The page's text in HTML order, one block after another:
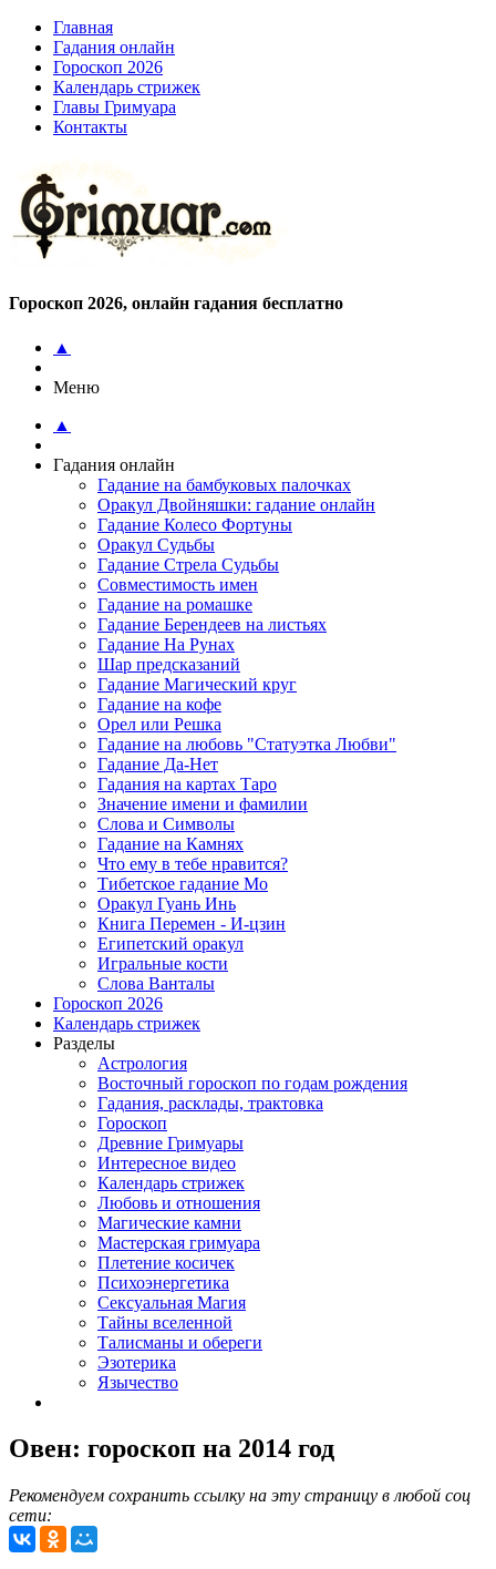
Главная
Гадания онлайн
Гороскоп 2026
Календарь стрижек
Главы Гримуара
Контакты
Гороскоп 2026, онлайн гадания бесплатно
▲
Меню
▲
Гадания онлайн
Гадание на бамбуковых палочках
Оракул Двойняшки: гадание онлайн
Гадание Колесо Фортуны
Оракул Судьбы
Гадание Стрела Судьбы
Совместимость имен
Гадание на ромашке
Гадание Берендеев на листьях
Гадание На Рунах
Шар предсказаний
Гадание Магический круг
Гадание на кофе
Орел или Решка
Гадание на любовь "Статуэтка Любви"
Гадание Да-Нет
Гадания на картах Таро
Значение имени и фамилии
Слова и Символы
Гадание на Камнях
Что ему в тебе нравится?
Тибетское гадание Мо
Оракул Гуань Инь
Книга Перемен - И-цзин
Египетский оракул
Игральные кости
Слова Ванталы
Гороскоп 2026
Календарь стрижек
Разделы
Астрология
Восточный гороскоп по годам рождения
Гадания, расклады, трактовка
Гороскоп
Древние Гримуары
Интересное видео
Календарь стрижек
Любовь и отношения
Магические камни
Мастерская гримуара
Плетение косичек
Психоэнергетика
Сексуальная Магия
Тайны вселенной
Талисманы и обереги
Эзотерика
Язычество
Овен: гороскоп на 2014 год
Рекомендуем сохранить ссылку на эту страницу в любой соц
сети: